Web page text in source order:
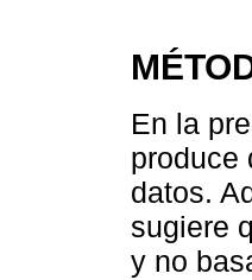
En la
produce
datos.
sugiere
y no